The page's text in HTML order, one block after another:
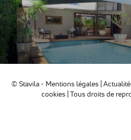
© Stavila - Mentions légales
cookies | Tous droits de